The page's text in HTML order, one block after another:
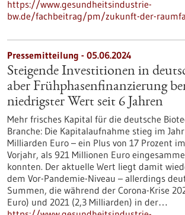
https://www.gesundheitsindustrie-
bw.de/fachbeitrag/pm/zukunft-der-
Pressemitteilung - 05.06.2024
Steigende Investitionen in
aber Frühphasenfinanzierung
niedrigster Wert seit 6 Jahren
Mehr frisches Kapital für die deutsche
Branche: Die Kapitalaufnahme stieg im
Milliarden Euro – ein Plus von 17 Prozent
Vorjahr, als 921 Millionen Euro
konnten. Der aktuelle Wert liegt damit
dem Vor-Pandemie-Niveau – allerdings
Summen, die während der Corona-Krise
Euro) und 2021 (2,3 Milliarden) in der…